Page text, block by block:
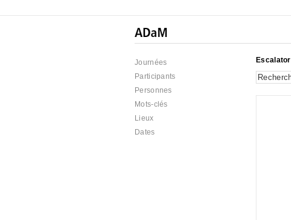
Journées
Participants
Personnes
Mots-clés
Lieux
Dates
Escalator